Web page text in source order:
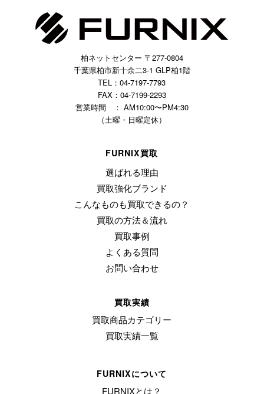
柏ネットセンター 〒277-0804
千葉県柏市新十余二3-1 GLP柏1階
TEL：04-7197-7793
FAX：04-7199-2293
営業時間 ： AM10:00〜PM4:30
（土曜・日曜定休）
FURNIX買取
選ばれる理由
買取強化ブランド
こんなものも買取できるの？
買取の方法＆流れ
買取事例
よくある質問
お問い合わせ
買取実績
買取商品カテゴリー
買取実績一覧
FURNIXについて
FURNIXとは？